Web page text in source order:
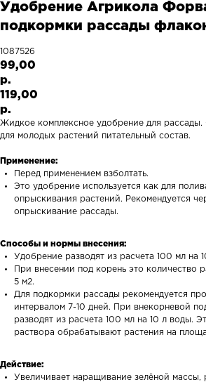
Удобрение Агрикола
подкормки рассады
1087526
99,00
р.
119,00
р.
Жидкое комплексное удобрение для
для молодых растений питательный состав.
Применение:
Перед применением взболтать.
Это удобрение используется как для
опрыскивания растений. Рекомендуется
опрыскивание рассады.
Способы и нормы внесения:
Удобрение разводят из расчета 100 мл на
При внесении под корень это количество
5 м2.
Для подкормки рассады рекомендуется
интервалом 7-10 дней. При внекорневой
разводят из расчета 100 мл на 10 л воды.
раствора обрабатывают растения на
Действие:
Увеличивает наращивание зелёной массы,